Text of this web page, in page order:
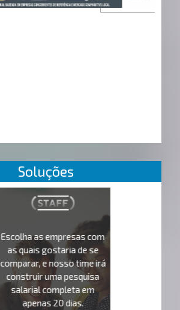
Soluções
Escolha as empresas com
as quais gostaria de se
comparar, e nosso time irá
construir uma pesquisa
salarial completa em
apenas 20 dias.